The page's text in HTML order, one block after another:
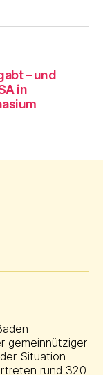
– und
in
gemeinnütziger
Situation
rund 320